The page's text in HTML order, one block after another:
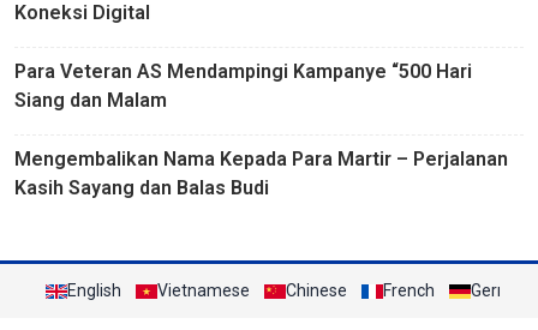
Koneksi Digital
Para Veteran AS Mendampingi Kampanye “500 Hari
Siang dan Malam
Mengembalikan Nama Kepada Para Martir – Perjalanan
Kasih Sayang dan Balas Budi
English Vietnamese Chinese French German